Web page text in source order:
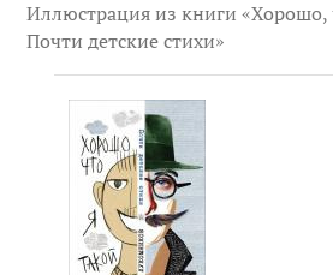
Иллюстрация из книги «Хорошо,
Почти детские стихи»